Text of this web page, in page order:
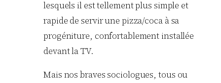
lesquels il est tellement plus simple et
rapide de servir une pizza/coca à sa
progéniture, confortablement installée
devant la TV.
Mais nos braves sociologues, tous ou